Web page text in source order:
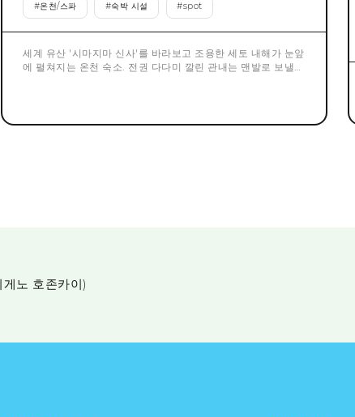
#온천/스파 #숙박 시설 #spot
세계 유산 '시마지마 신사'를 바라보고 조용한 세토 내해가 눈앞
에 펼쳐지는 온천 숙소. 전권 다다미 깔린 관내는 맨발로 보낼
노 호존카이)